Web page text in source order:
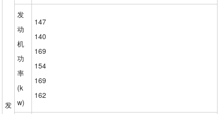
发
发
动
机
功
率
(k
w)
147
140
169
154
169
162